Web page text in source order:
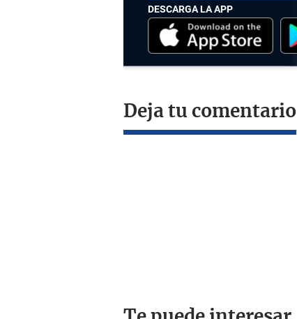
DESCARGA LA APP
Deja tu comentario